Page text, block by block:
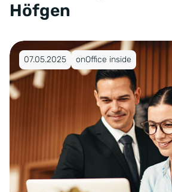
Höfgen
Veröffentlicht am 07.05.2025
07.05.2025 onOffice inside